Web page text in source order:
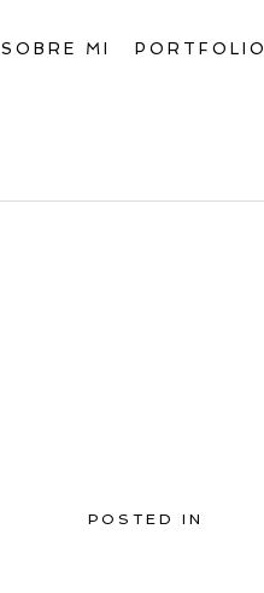
SOBRE MI PORTFOLIO
POSTED IN